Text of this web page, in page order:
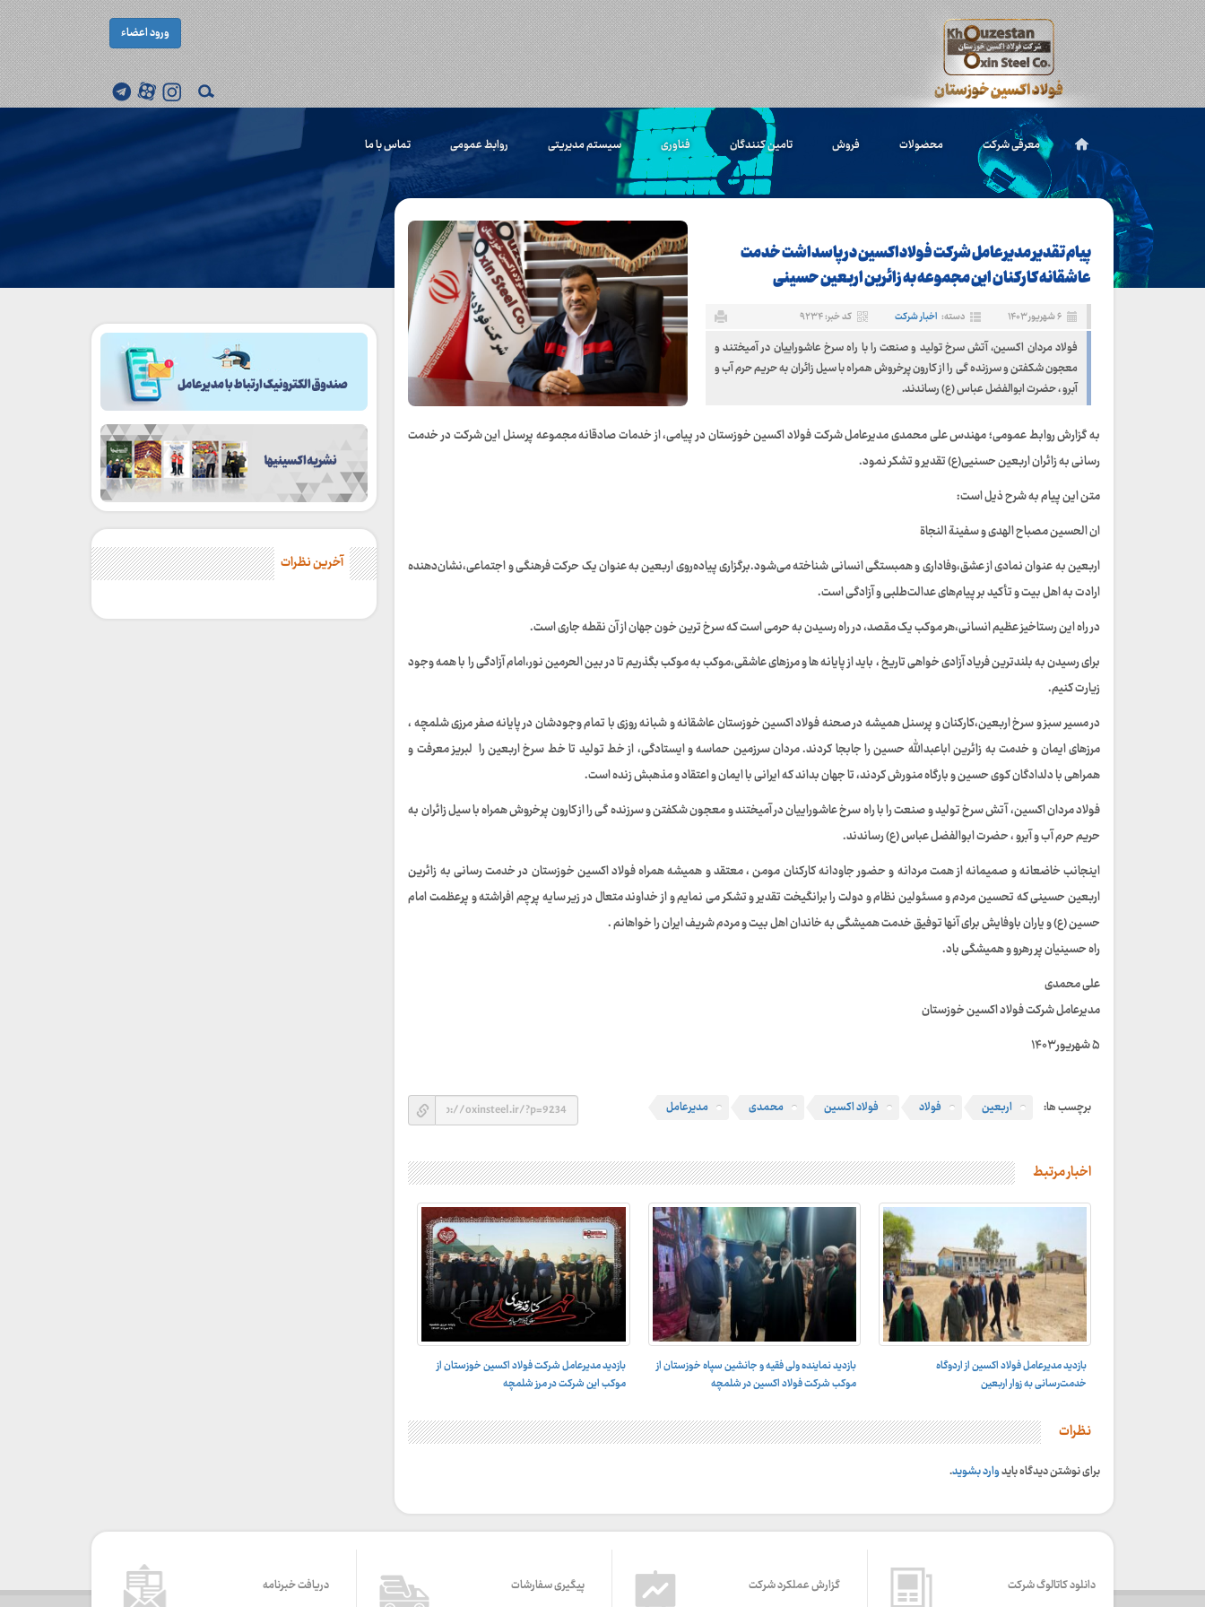
ورود اعضاء
معرفی شرکت محصولات فروش تامین کنندگان فناوری سیستم مدیریتی روابط عمومی تماس با ما
پیام تقدیر مدیرعامل شرکت فولاداکسین در پاسداشت خدمت
عاشقانه کارکنان این مجموعه به زائرین اربعین حسینی
۶ شهریور ۱۴۰۳ دسته: اخبار شرکت کد خبر: ۹۲۳۴
فولاد مردان اکسین، آتش سرخ تولید و صنعت را با راه سرخ عاشوراییان در آمیختند و
معجون شکفتن و سرزنده گی را از کارون پرخروش همراه با سیل زائران به حریم حرم آب و
آبرو ، حضرت ابوالفضل عباس (ع) رساندند.
به گزارش روابط عمومی؛ مهندس علی محمدی مدیرعامل شرکت فولاد اکسین خوزستان در پیامی، از خدمات صادقانه مجموعه پرسنل این شرکت در خدمت
رسانی به زائران اربعین حسنیی(ع) تقدیر و تشکر نمود.
متن این پیام به شرح ذیل است:
ان الحسین مصباح الهدی و سفینة النجاة
اربعین به عنوان نمادی از عشق،وفاداری و همبستگی انسانی شناخته می‌شود.برگزاری پیاده‌روی اربعین به عنوان یک حرکت فرهنگی و اجتماعی،نشان‌دهنده
ارادت به اهل بیت و تأکید بر پیام‌های عدالت‌طلبی و آزادگی است.
در راه این رستاخیز عظیم انسانی،هر موکب یک مقصد، در راه رسیدن به حرمی است که سرخ ترین خون جهان از آن نقطه جاری است.
برای رسیدن به بلندترین فریاد آزادی خواهی تاریخ ، باید از پایانه ها و مرزهای عاشقی،موکب به موکب بگذریم تا در بین الحرمین نور،امام آزادگی را با همه وجود
زیارت کنیم.
در مسیر سبز و سرخ اربعین،کارکنان و پرسنل همیشه در صحنه فولاد اکسین خوزستان عاشقانه و شبانه روزی با تمام وجودشان در پایانه صفر مرزی شلمچه ،
مرزهای ایمان و خدمت به زائرین اباعبدالله حسین را جابجا کردند. مردان سرزمین حماسه و ایستادگی، از خط تولید تا خط سرخ اربعین را لبریز معرفت و
همراهی با دلدادگان کوی حسین و بارگاه منورش کردند، تا جهان بداند که ایرانی با ایمان و اعتقاد و مذهبش زنده است.
فولاد مردان اکسین، آتش سرخ تولید و صنعت را با راه سرخ عاشوراییان در آمیختند و معجون شکفتن و سرزنده گی را از کارون پرخروش همراه با سیل زائران به
حریم حرم آب و آبرو ، حضرت ابوالفضل عباس (ع) رساندند.
اینجانب خاضعانه و صمیمانه از همت مردانه و حضور جاودانه کارکنان مومن ، معتقد و همیشه همراه فولاد اکسین خوزستان در خدمت رسانی به زائرین
اربعین حسینی که تحسین مردم و مسئولین نظام و دولت را برانگیخت تقدیر و تشکر می نمایم و از خداوند متعال در زیر سایه پرچم افراشته و پرعظمت امام
حسین (ع) و یاران باوفایش برای آنها توفیق خدمت همیشگی به خاندان اهل بیت و مردم شریف ایران را خواهانم .
راه حسینیان پر رهرو و همیشگی باد.
علی محمدی
مدیرعامل شرکت فولاد اکسین خوزستان
۵ شهریور ۱۴۰۳
برچسب ها: اربعین فولاد فولاد اکسین محمدی مدیرعامل
اخبار مرتبط
بازدید مدیرعامل فولاد اکسین از اردوگاه
خدمت‌رسانی به زوار اربعین
بازدید نماینده ولی فقیه و جانشین سپاه خوزستان از
موکب شرکت فولاد اکسین در شلمچه
بازدید مدیرعامل شرکت فولاد اکسین خوزستان از
موکب این شرکت در مرز شلمچه
نظرات
برای نوشتن دیدگاه بایدوارد بشوید.
آخرین نظرات
دانلود کاتالوگ شرکت گزارش عملکرد شرکت پیگیری سفارشات دریافت خبرنامه